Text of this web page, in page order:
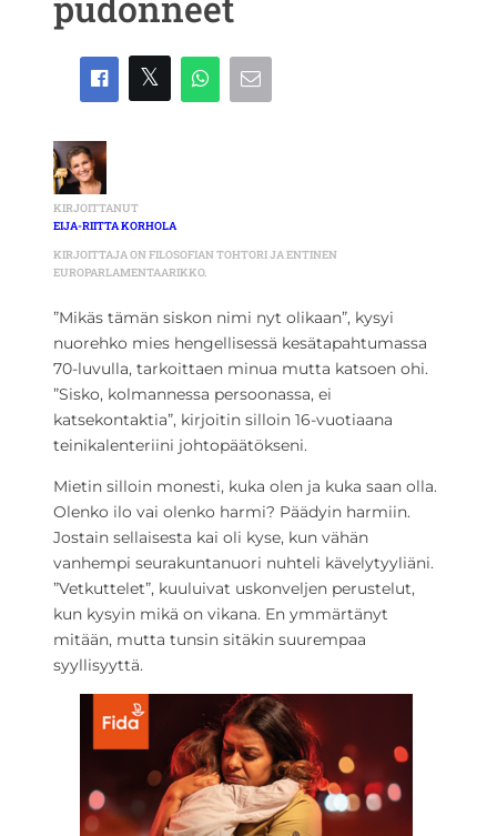
KIRJOITTANUT
EIJA-RIITTA KORHOLA
KIRJOITTAJA ON FILOSOFIAN TOHTORI JA ENTINEN
EUROPARLAMENTAARIKKO.
”Mikäs tämän siskon nimi nyt olikaan”, kysyi
nuorehko mies hengellisessä kesätapahtumassa
70-luvulla, tarkoittaen minua mutta katsoen ohi.
”Sisko, kolmannessa persoonassa, ei
katsekontaktia”, kirjoitin silloin 16-vuotiaana
teinikalenteriini johtopäätökseni.
Mietin silloin monesti, kuka olen ja kuka saan olla.
Olenko ilo vai olenko harmi? Päädyin harmiin.
Jostain sellaisesta kai oli kyse, kun vähän
vanhempi seurakuntanuori nuhteli kävelytyyliäni.
”Vetkuttelet”, kuuluivat uskonveljen perustelut,
kun kysyin mikä on vikana. En ymmärtänyt
mitään, mutta tunsin sitäkin suurempaa
syyllisyyttä.